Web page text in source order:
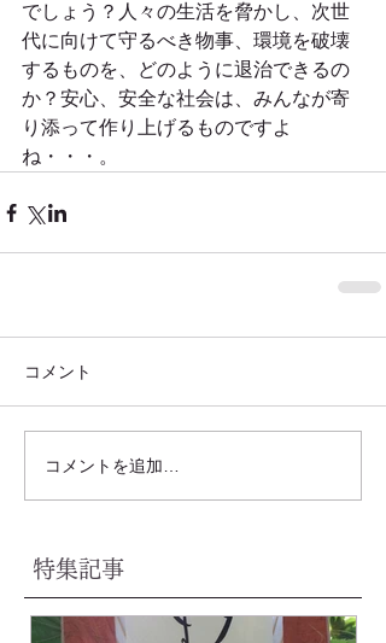
でしょう？人々の生活を脅かし、次世
代に向けて守るべき物事、環境を破壊
するものを、どのように退治できるの
か？安心、安全な社会は、みんなが寄
り添って作り上げるものですよ
ね・・・。
コメント
コメントを追加…
特集記事